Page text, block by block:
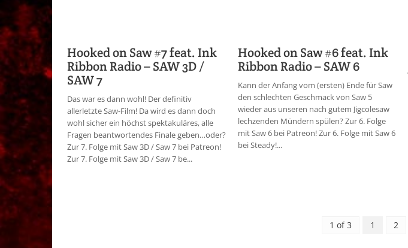
Hooked on Saw #7 feat. Ink
Ribbon Radio – SAW 3D /
SAW 7
Das war es dann wohl! Der definitiv
allerletzte Saw-Film! Da wird es dann doch
wohl sicher ein höchst spektakuläres, alle
Fragen beantwortendes Finale geben…oder?
Zur 7. Folge mit Saw 3D / Saw 7 bei Patreon!
Zur 7. Folge mit Saw 3D / Saw 7 be...
Hooked on Saw #6 feat. Ink
Ribbon Radio – SAW 6
Kann der Anfang vom (ersten) Ende für Saw
den schlechten Geschmack von Saw 5
wieder aus unseren nach gutem Jigcolesaw
lechzenden Mündern spülen? Zur 6. Folge
mit Saw 6 bei Patreon! Zur 6. Folge mit Saw 6
bei Steady!...
1 of 3 1 2